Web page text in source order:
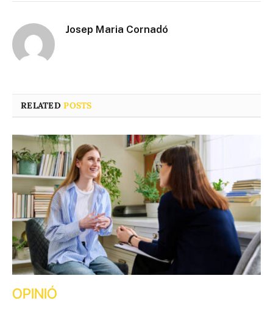
Josep Maria Cornadó
RELATEDPOSTS
OPINIÓ